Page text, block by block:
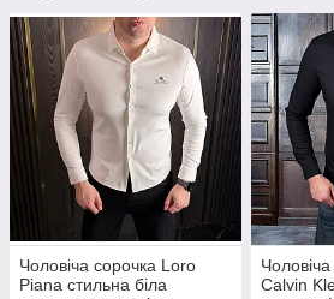
Чоловіча сорочка Loro
Piana стильна біла
Calvin